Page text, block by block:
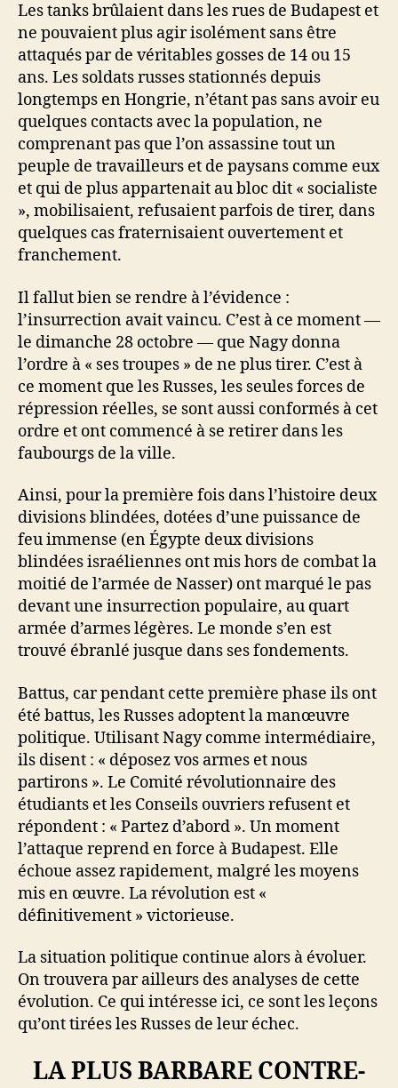
Les tanks brûlaient dans les rues de Budapest et
ne pouvaient plus agir isolément sans être
attaqués par de véritables gosses de 14 ou 15
ans. Les soldats russes stationnés depuis
longtemps en Hongrie, n’étant pas sans avoir eu
quelques contacts avec la population, ne
comprenant pas que l’on assassine tout un
peuple de travailleurs et de paysans comme eux
et qui de plus appartenait au bloc dit « socialiste
», mobilisaient, refusaient parfois de tirer, dans
quelques cas fraternisaient ouvertement et
franchement.
Il fallut bien se rendre à l’évidence :
l’insurrection avait vaincu. C’est à ce moment —
le dimanche 28 octobre — que Nagy donna
l’ordre à « ses troupes » de ne plus tirer. C’est à
ce moment que les Russes, les seules forces de
répression réelles, se sont aussi conformés à cet
ordre et ont commencé à se retirer dans les
faubourgs de la ville.
Ainsi, pour la première fois dans l’histoire deux
divisions blindées, dotées d’une puissance de
feu immense (en Égypte deux divisions
blindées israéliennes ont mis hors de combat la
moitié de l’armée de Nasser) ont marqué le pas
devant une insurrection populaire, au quart
armée d’armes légères. Le monde s’en est
trouvé ébranlé jusque dans ses fondements.
Battus, car pendant cette première phase ils ont
été battus, les Russes adoptent la manœuvre
politique. Utilisant Nagy comme intermédiaire,
ils disent : « déposez vos armes et nous
partirons ». Le Comité révolutionnaire des
étudiants et les Conseils ouvriers refusent et
répondent : « Partez d’abord ». Un moment
l’attaque reprend en force à Budapest. Elle
échoue assez rapidement, malgré les moyens
mis en œuvre. La révolution est «
définitivement » victorieuse.
La situation politique continue alors à évoluer.
On trouvera par ailleurs des analyses de cette
évolution. Ce qui intéresse ici, ce sont les leçons
qu’ont tirées les Russes de leur échec.
LA PLUS BARBARE CONTRE-